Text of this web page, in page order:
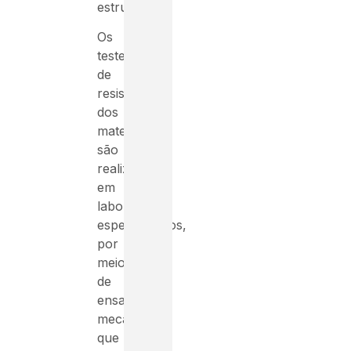
estrutura.
Os
testes
de
resistência
dos
materiais
são
realizados
em
laboratórios
especializados,
por
meio
de
ensaios
mecânicos
que